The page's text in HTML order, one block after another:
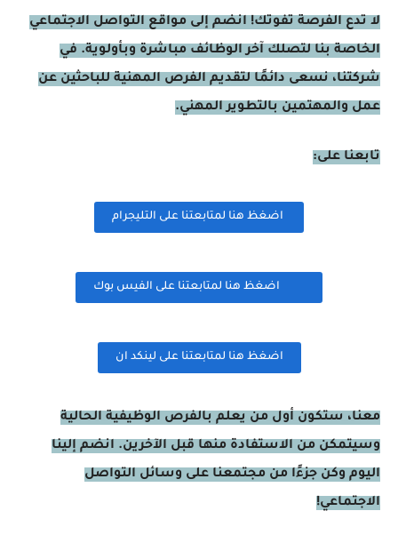
لا تدع الفرصة تفوتك! انضم إلى مواقع التواصل الاجتماعي
الخاصة بنا لتصلك آخر الوظائف مباشرة وبأولوية. في
شركتنا، نسعى دائمًا لتقديم الفرص المهنية للباحثين عن
عمل والمهتمين بالتطوير المهني.
تابعنا على:
اضغظ هنا لمتابعتنا على التليجرام
اضغظ هنا لمتابعتنا على الفيس بوك
اضغظ هنا لمتابعتنا على لينكد ان
معنا، ستكون أول من يعلم بالفرص الوظيفية الحالية
وسيتمكن من الاستفادة منها قبل الآخرين. انضم إلينا
اليوم وكن جزءًا من مجتمعنا على وسائل التواصل
الاجتماعي!